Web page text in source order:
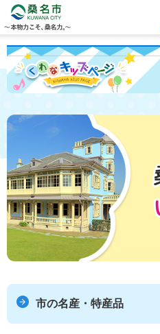
物力こそ、桑名力。
桑名市のいいと
市の名産・特産品